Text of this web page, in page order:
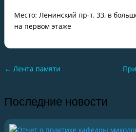
Место: Ленинский пр-т, 33, в
на первом этаже
← Лента памяти
Последние новости